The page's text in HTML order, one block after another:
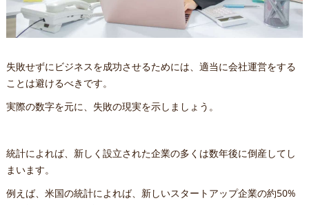
失敗せずにビジネスを成功させるためには、適当に会社運営をする
ことは避けるべきです。
実際の数字を元に、失敗の現実を示しましょう。
統計によれば、新しく設立された企業の多くは数年後に倒産してし
まいます。
例えば、米国の統計によれば、新しいスタートアップ企業の約50%